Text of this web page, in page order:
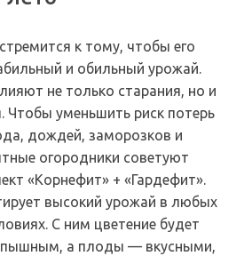
к тому, чтобы его
и обильный урожай.
не только старания, но и
Чтобы уменьшить риск потерь
дождей, заморозков и
огородники советуют
«Корнефит» + «Гардефит».
высокий урожай в любых
С ним цветение будет
пышным, а плоды — вкусными,